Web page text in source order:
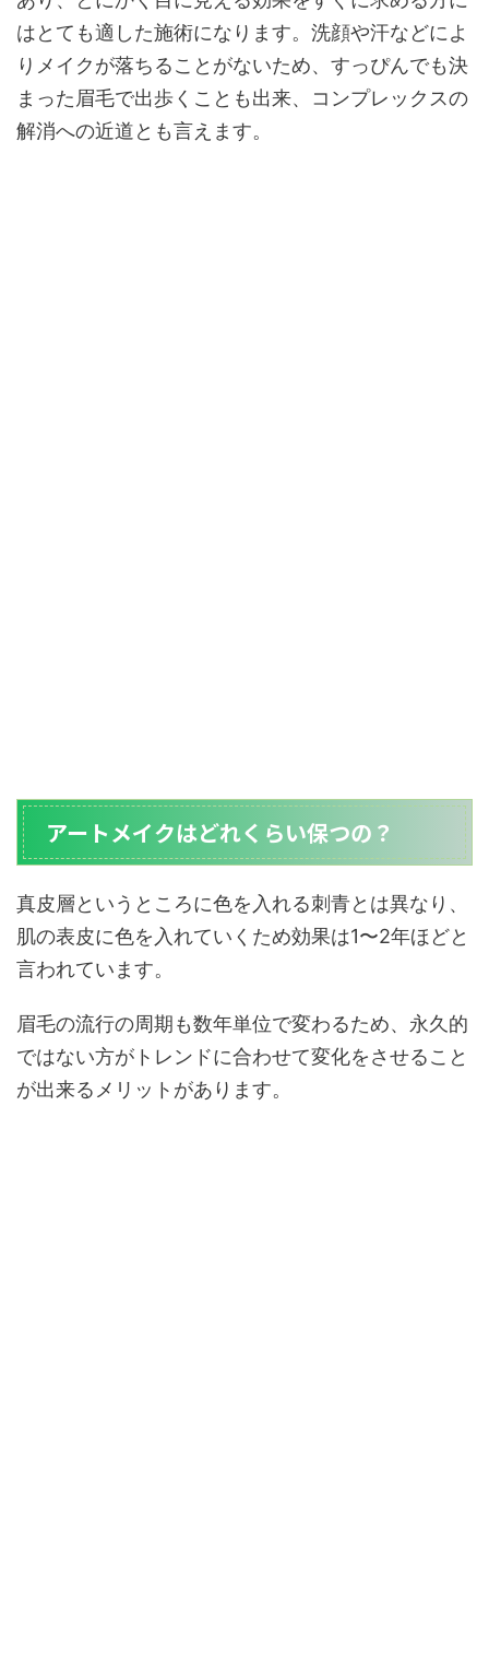
はとても適した施術になります。洗顔や汗などによ
りメイクが落ちることがないため、すっぴんでも決
まった眉毛で出歩くことも出来、コンプレックスの
解消への近道とも言えます。
アートメイクはどれくらい保つの？
真皮層というところに色を入れる刺青とは異なり、
肌の表皮に色を入れていくため効果は1〜2年ほどと
言われています。
眉毛の流行の周期も数年単位で変わるため、永久的
ではない方がトレンドに合わせて変化をさせること
が出来るメリットがあります。